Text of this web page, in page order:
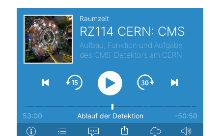
t
s
p
n
a
l
t
r